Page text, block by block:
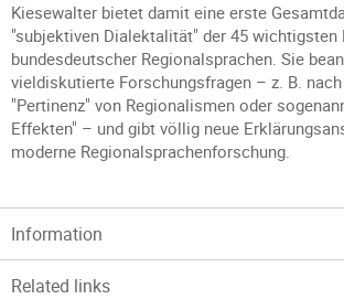
Kiesewalter bietet damit eine erste
"subjektiven Dialektalität" der 45 wichtigsten
bundesdeutscher Regionalsprachen. Sie
vieldiskutierte Forschungsfragen – z. B.
"Pertinenz" von Regionalismen oder
Effekten" – und gibt völlig neue
moderne Regionalsprachenforschung.
Information
Related links